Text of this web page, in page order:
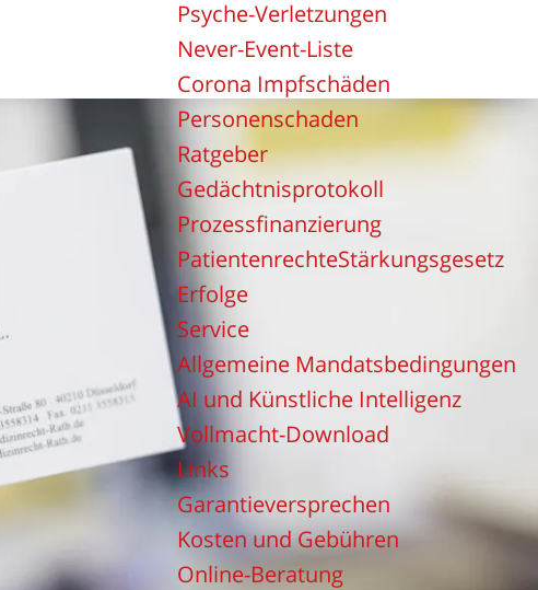
Psyche-Verletzungen
Never-Event-Liste
Corona Impfschäden
Personenschaden
Ratgeber
Gedächtnisprotokoll
Prozessfinanzierung
PatientenrechteStärkungsgesetz
Erfolge
Service
Allgemeine Mandatsbedingungen
AI und Künstliche Intelligenz
Vollmacht-Download
Links
Garantieversprechen
Kosten und Gebühren
Online-Beratung